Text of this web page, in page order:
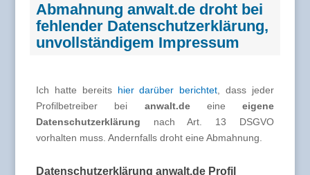
Abmahnung anwalt.de droht bei
fehlender Datenschutzerklärung,
unvollständigem Impressum
Ich hatte bereits hier darüber berichtet, dass jeder
Profilbetreiber bei anwalt.deeineeigene
Datenschutzerklärung nach Art. 13 DSGVO
vorhalten muss. Andernfalls droht eine Abmahnung.
Datenschutzerklärung anwalt.de Profil